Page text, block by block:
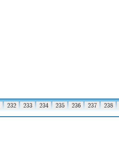
232 233 234 235 236 237 238